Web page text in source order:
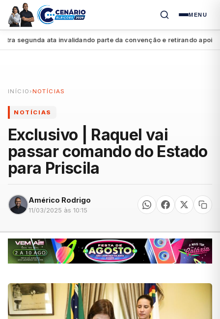
MENU
segunda ata invalidando parte da convenção e retirando apoio a
INÍCIO › NOTÍCIAS
NOTÍCIAS
Exclusivo | Raquel vai
passar comando do Estado
para Priscila
Américo Rodrigo
11/03/2025 às 10:15